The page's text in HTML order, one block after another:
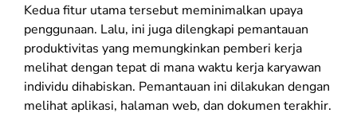
Kedua fitur utama tersebut meminimalkan upaya
penggunaan. Lalu, ini juga dilengkapi pemantauan
produktivitas yang memungkinkan pemberi kerja
melihat dengan tepat di mana waktu kerja karyawan
individu dihabiskan. Pemantauan ini dilakukan dengan
melihat aplikasi, halaman web, dan dokumen terakhir.